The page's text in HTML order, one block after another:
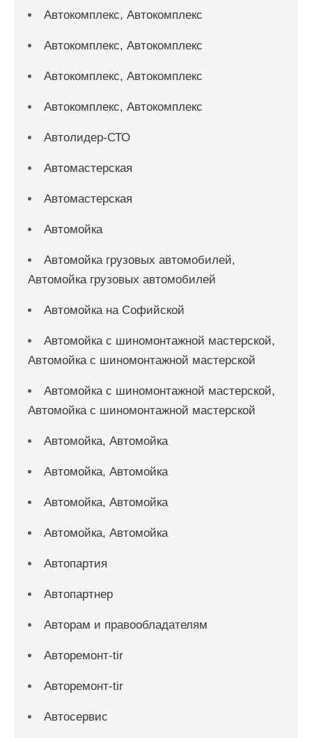
Автокомплекс, Автокомплекс
Автокомплекс, Автокомплекс
Автокомплекс, Автокомплекс
Автокомплекс, Автокомплекс
Автолидер-СТО
Автомастерская
Автомастерская
Автомойка
Автомойка грузовых автомобилей,
Автомойка грузовых автомобилей
Автомойка на Софийской
Автомойка с шиномонтажной мастерской,
Автомойка с шиномонтажной мастерской
Автомойка с шиномонтажной мастерской,
Автомойка с шиномонтажной мастерской
Автомойка, Автомойка
Автомойка, Автомойка
Автомойка, Автомойка
Автомойка, Автомойка
Автопартия
Автопартнер
Авторам и правообладателям
Авторемонт-tir
Авторемонт-tir
Автосервис